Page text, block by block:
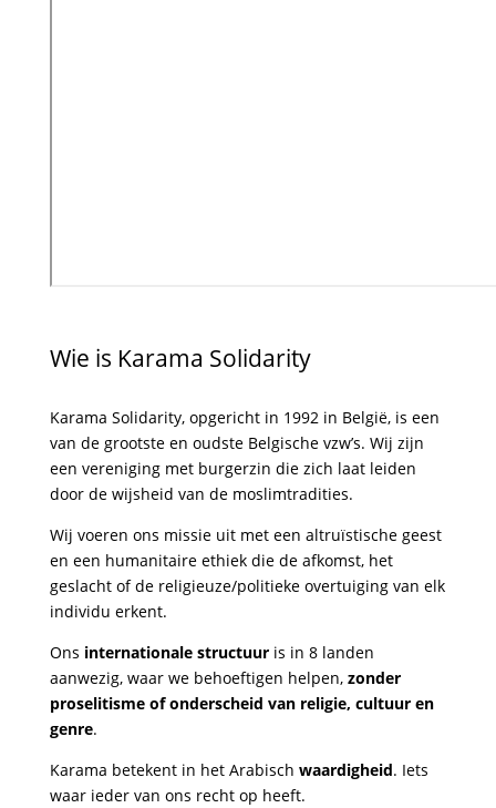
Wie is Karama Solidarity
Karama Solidarity, opgericht in 1992 in België, is een
van de grootste en oudste Belgische vzw’s. Wij zijn
een vereniging met burgerzin die zich laat leiden
door de wijsheid van de moslimtradities.
Wij voeren ons missie uit met een altruïstische geest
en een humanitaire ethiek die de afkomst, het
geslacht of de religieuze/politieke overtuiging van elk
individu erkent.
Ons internationale structuuris in 8 landen
aanwezig, waar we behoeftigen helpen, zonder
proselitisme of onderscheid van religie, cultuur en
genre.
Karama betekent in het Arabisch waardigheid. Iets
waar ieder van ons recht op heeft.